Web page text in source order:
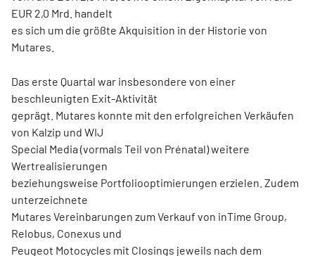
EUR 2,0 Mrd. handelt
es sich um die größte Akquisition in der Historie von
Mutares.
Das erste Quartal war insbesondere von einer
beschleunigten Exit-Aktivität
geprägt. Mutares konnte mit den erfolgreichen Verkäufen
von Kalzip und WIJ
Special Media (vormals Teil von Prénatal) weitere
Wertrealisierungen
beziehungsweise Portfoliooptimierungen erzielen. Zudem
unterzeichnete
Mutares Vereinbarungen zum Verkauf von inTime Group,
Relobus, Conexus und
Peugeot Motocycles mit Closings jeweils nach dem